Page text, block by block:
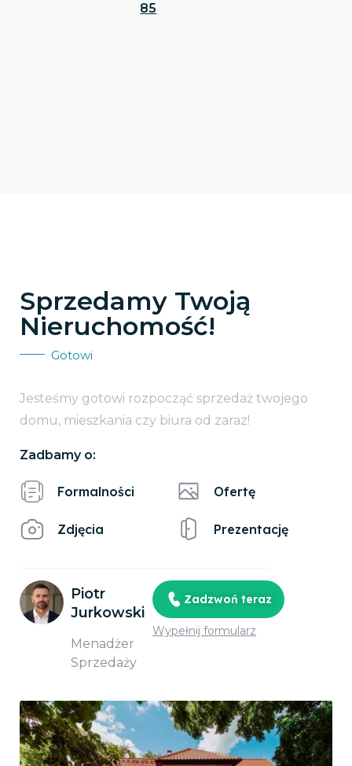
85
Sprzedamy Twoją
Nieruchomość!
Gotowi
Jesteśmy gotowi rozpocząć sprzedaż twojego
domu, mieszkania czy biura od zaraz!
Zadbamy o:
Formalności
Zdjęcia
Ofertę
Prezentację
Piotr
Jurkowski
Menadżer
Sprzedaży
Zadzwoń teraz
Wypełnij formularz